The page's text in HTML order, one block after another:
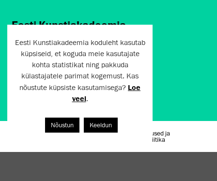
Eesti Kunstiakadeemia
Põhja puiestee 7
Tallinn 10412
artun@artun.ee
+372 6267301
Liitu uudiskirjaga!
Kasutustingimused ja
privaatsuspoliitika
Eesti Kunstiakadeemia koduleht kasutab
küpsiseid, et koguda meie kasutajate
kohta statistikat ning pakkuda
külastajatele parimat kogemust. Kas
nõustute küpsiste kasutamisega? Loe
veel.
Nõustun Keeldun